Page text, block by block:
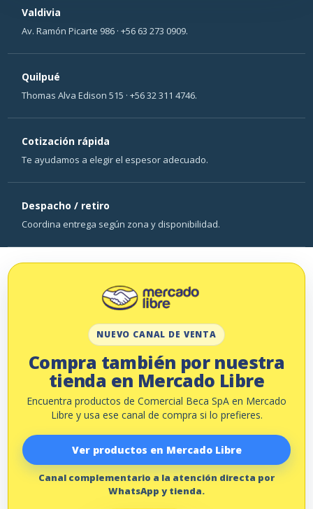
Valdivia
Av. Ramón Picarte 986 · +56 63 273 0909.
Quilpué
Thomas Alva Edison 515 · +56 32 311 4746.
Cotización rápida
Te ayudamos a elegir el espesor adecuado.
Despacho / retiro
Coordina entrega según zona y disponibilidad.
NUEVO CANAL DE VENTA
Compra también por nuestra
tienda en Mercado Libre
Encuentra productos de Comercial Beca SpA en Mercado
Libre y usa ese canal de compra si lo prefieres.
Ver productos en Mercado Libre
Canal complementario a la atención directa por
WhatsApp y tienda.